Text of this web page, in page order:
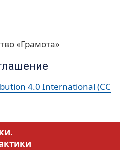
«Грамота»
4.0 International (CC